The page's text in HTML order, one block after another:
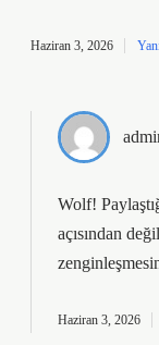
Haziran 3, 2026
Wolf!
açısından
Haziran 3, 2026